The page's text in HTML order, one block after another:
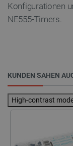
Konfigurationen
NE555-Timers.
KUNDEN SAHEN
High-contrast
critData
_lb